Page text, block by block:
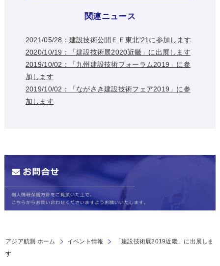
関連ニュース
2021/05/28：建設技術公開ＥＥ東北'21に参加します
2020/10/19：「建設技術展2020近畿」に出展します
2019/10/02：「九州建設技術フォーラム2019」に参
加します
2019/10/02：「ながさき建設技術フェア2019」に参
加します
アジア航測 ホーム イベント情報
「建設技術展2019近畿」に出展しま
す